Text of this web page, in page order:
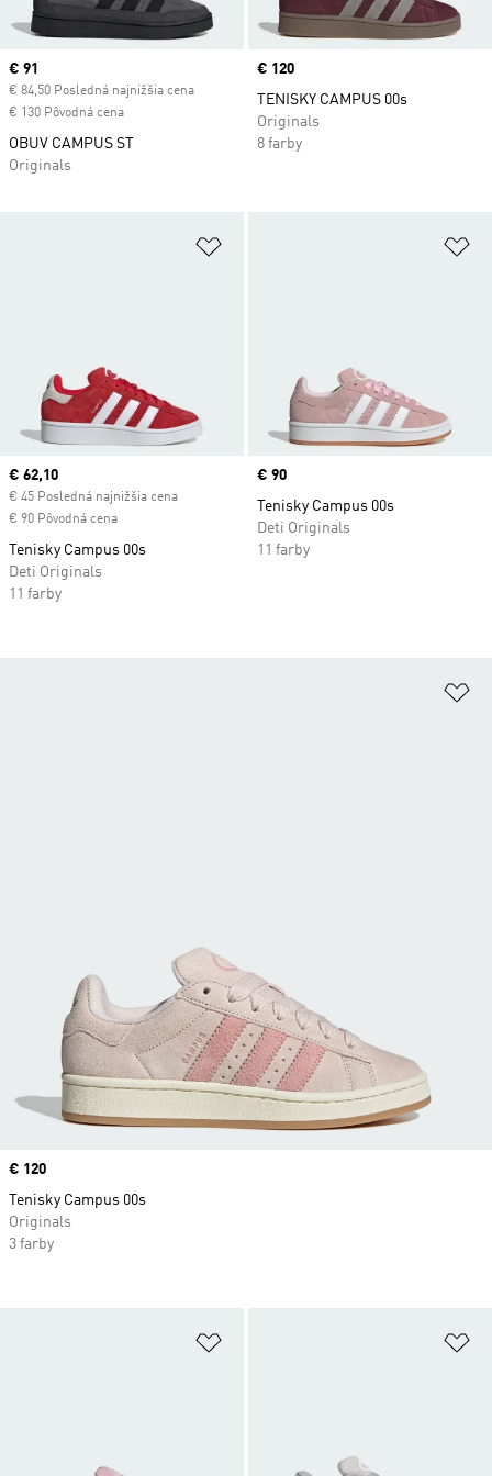
Current price
€ 91
€ 84,50 Posledná najnižšia cena
€ 130 Pôvodná cena
OBUV CAMPUS ST
Originals
Price
€ 120
TENISKY CAMPUS 00s
Originals
8 farby
Pridať do zoznamu želaných
Current price
€ 62,10
€ 45 Posledná najnižšia cena
€ 90 Pôvodná cena
Tenisky Campus 00s
Deti Originals
11 farby
Price
€ 90
Tenisky Campus 00s
Deti Originals
11 farby
Pridať do zoznamu želaných
Price
€ 120
Tenisky Campus 00s
Originals
3 farby